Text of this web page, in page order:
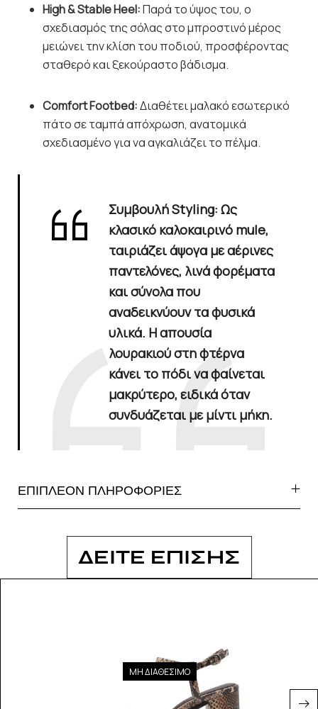
High & Stable Heel:Παρά το ύψος του, ο
σχεδιασμός της σόλας στο μπροστινό μέρος
μειώνει την κλίση του ποδιού, προσφέροντας
σταθερό και ξεκούραστο βάδισμα.
Comfort Footbed:Διαθέτει μαλακό εσωτερικό
πάτο σε ταμπά απόχρωση, ανατομικά
σχεδιασμένο για να αγκαλιάζει το πέλμα.
Συμβουλή Styling: Ως
κλασικό καλοκαιρινό mule,
ταιριάζει άψογα με αέρινες
παντελόνες, λινά φορέματα
και σύνολα που
αναδεικνύουν τα φυσικά
υλικά. Η απουσία
λουρακιού στη φτέρνα
κάνει το πόδι να φαίνεται
μακρύτερο, ειδικά όταν
συνδυάζεται με μίντι μήκη.
ΕΠΙΠΛΕΟΝ ΠΛΗΡΟΦΟΡΙΕΣ
ΔΕΙΤΕ ΕΠΙΣΗΣ
ΜΗ ΔΙΑΘΕΣΙΜΟ